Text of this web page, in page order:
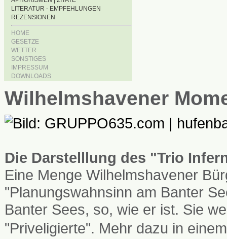
LITERATUR - EMPFEHLUNGEN
REZENSIONEN
HOME
GESETZE
WETTER
SONSTIGES
IMPRESSUM
DOWNLOADS
Wilhelmshavener
Die Darstelllung des "Trio
Eine Menge Wilhelmshavener
"Planungswahnsinn am Banter
Banter Sees, so, wie er ist. Sie
"Priveligierte". Mehr dazu in